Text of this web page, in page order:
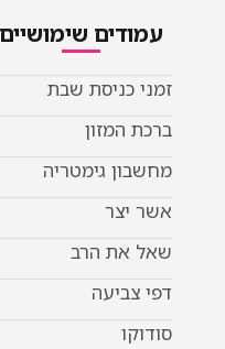
שימושיים
שבת
גימטריה
הרב